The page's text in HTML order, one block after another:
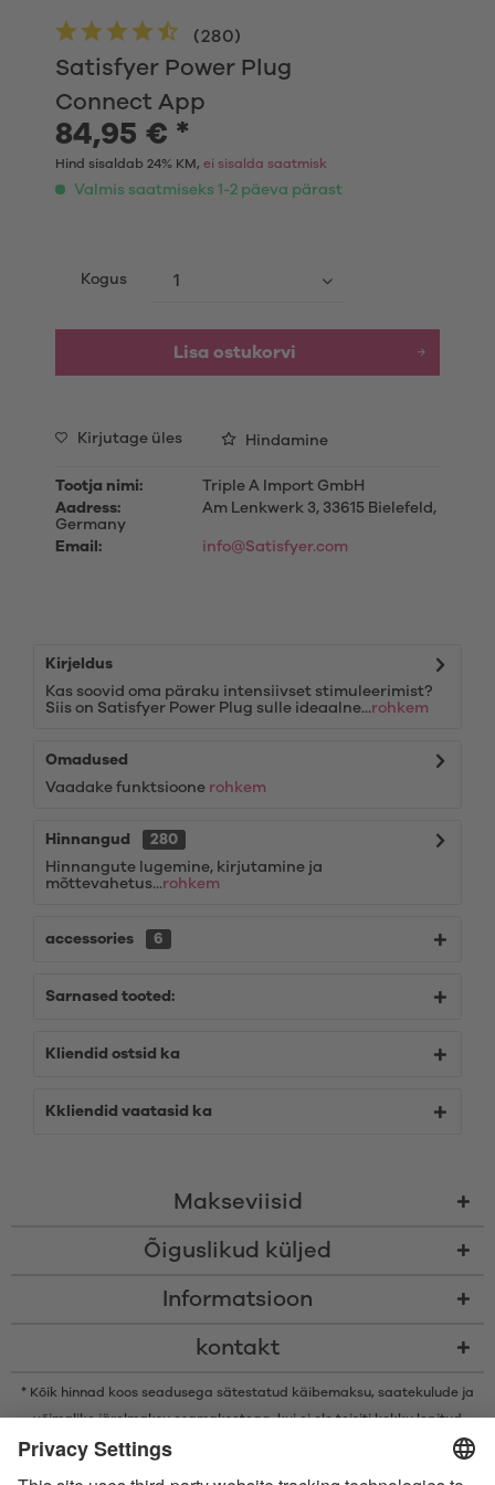
Satisfyer Power Plug
Connect App
(280)
84,95 € *
Hind sisaldab 24% KM, ei sisalda saatmisk
Valmis saatmiseks 1-2 päeva pärast
Kogus
Lisa ostukorvi
Kirjutage üles Hindamine
Tootja nimi:
Triple A Import GmbH
Aadress:
Am Lenkwerk 3, 33615 Bielefeld,
Germany
Email:
info@Satisfyer.com
Kirjeldus
Kas soovid oma päraku intensiivset stimuleerimist?
Siis on Satisfyer Power Plug sulle ideaalne...rohkem
Omadused
Vaadake funktsioone rohkem
Hinnangud
280
Hinnangute lugemine, kirjutamine ja
mõttevahetus...rohkem
accessories 6
Sarnased tooted:
Kliendid ostsid ka
Kkliendid vaatasid ka
Makseviisid
Õiguslikud küljed
Informatsioon
kontakt
* Kõik hinnad koos seadusega sätestatud käibemaksu, saatekulude ja
võimalike järelmaksu osamaksetega, kui ei ole teisiti kokku lepitud
* Bluetooth®-i sõnamärk ja logod on ettevõtte Bluetooth SIG, Inc.